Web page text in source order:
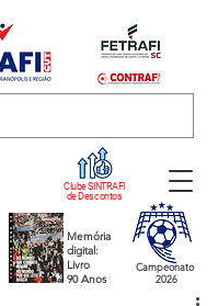
Clube SINTRAFI
de Descontos
Memória
digital:
Livro
90 Anos
Campeonato
2026